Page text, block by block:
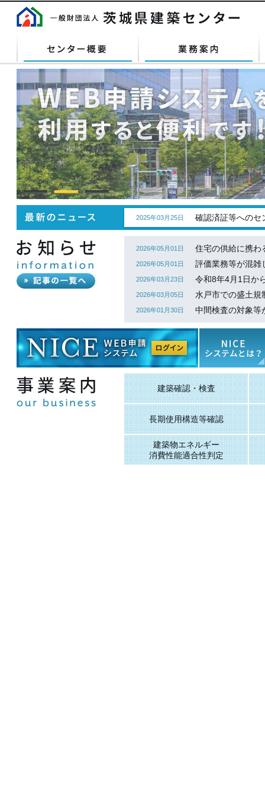
2025年03月25日 確認済証等へのセ
2026年05月01日 住宅の供給に携わ
2026年05月01日 評価業務等が混雑
2026年03月23日 令和8年4月1日か
2026年03月05日 水戸市での盛土規
2026年01月30日 中間検査の対象等
建築確認・検査
長期使用構造等確認
建築物エネルギー
消費性能適合性判定